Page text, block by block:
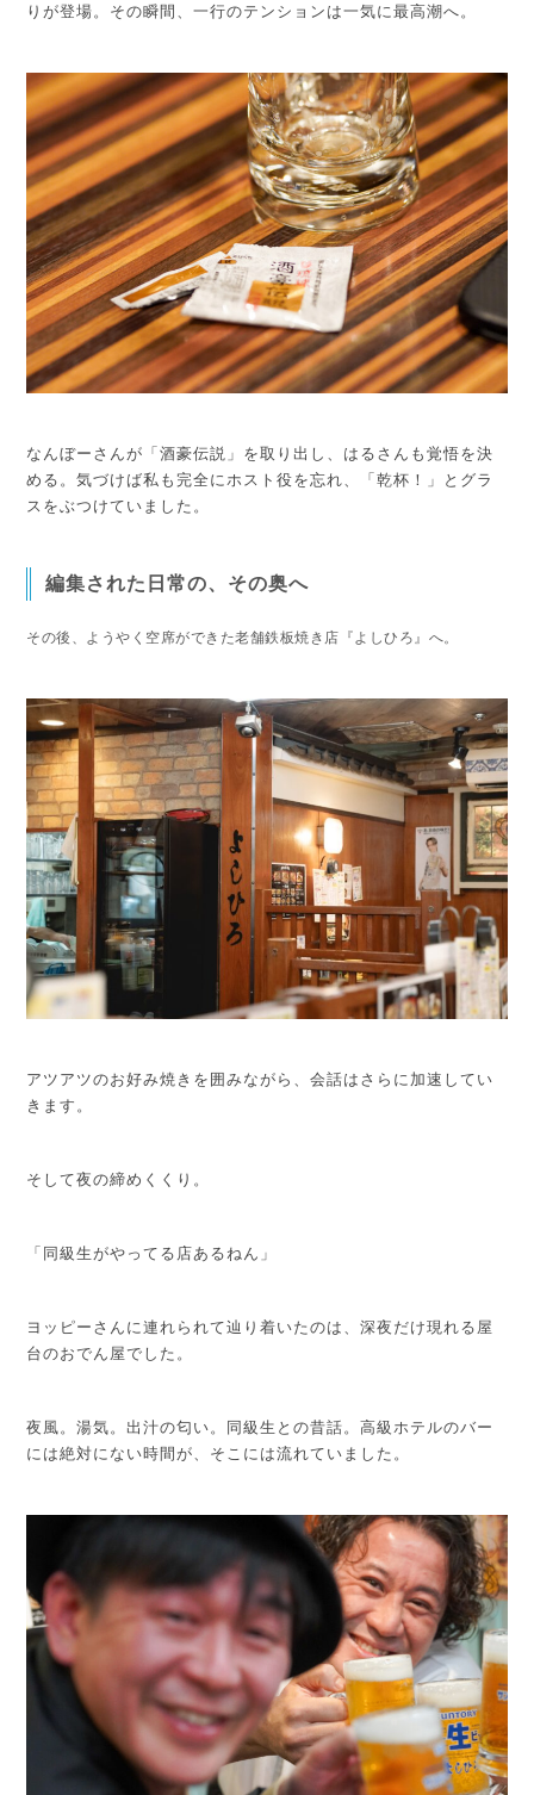
りが登場。その瞬間、一行のテンションは一気に最高潮へ。
なんぼーさんが「酒豪伝説」を取り出し、はるさんも覚悟を決
める。気づけば私も完全にホスト役を忘れ、「乾杯！」とグラ
スをぶつけていました。
編集された日常の、その奥へ
その後、ようやく空席ができた老舗鉄板焼き店『よしひろ』へ。
アツアツのお好み焼きを囲みながら、会話はさらに加速してい
きます。
そして夜の締めくくり。
「同級生がやってる店あるねん」
ヨッピーさんに連れられて辿り着いたのは、深夜だけ現れる屋
台のおでん屋でした。
夜風。湯気。出汁の匂い。同級生との昔話。高級ホテルのバー
には絶対にない時間が、そこには流れていました。